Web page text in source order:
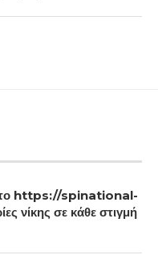
το https://spinational-
νίκης σε κάθε στιγμή